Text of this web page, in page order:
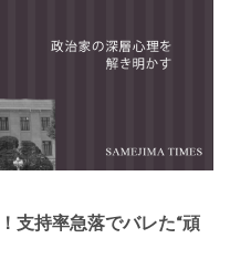
支持率急落でバレた“頑